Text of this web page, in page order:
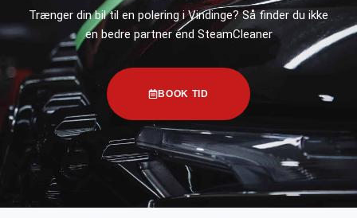
Trænger din bil til en polering i Vindinge? Så finder du ikke
en bedre partner end SteamCleaner
BOOK TID